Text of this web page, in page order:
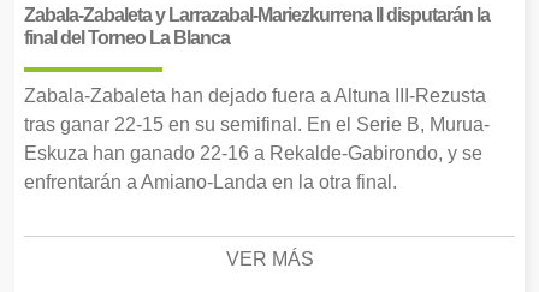
Zabala-Zabaleta y Larrazabal-Mariezkurrena II disputarán la
final del Torneo La Blanca
Zabala-Zabaleta han dejado fuera a Altuna III-Rezusta
tras ganar 22-15 en su semifinal. En el Serie B, Murua-
Eskuza han ganado 22-16 a Rekalde-Gabirondo, y se
enfrentarán a Amiano-Landa en la otra final.
VER MÁS